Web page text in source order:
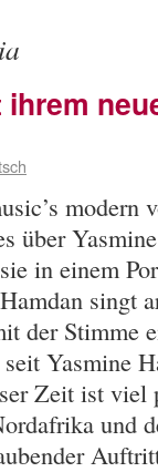
modern
über
in einem
singt
der Stimme
Yasmine
Zeit ist
und